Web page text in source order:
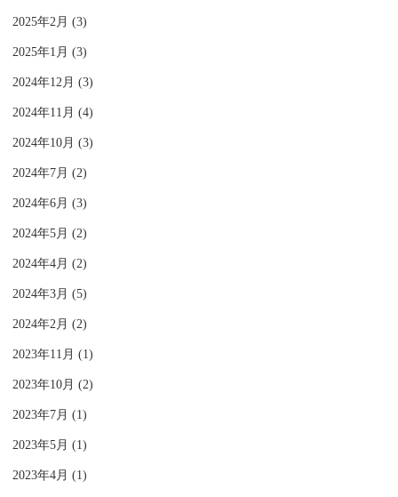
2025年2月 (3)
2025年1月 (3)
2024年12月 (3)
2024年11月 (4)
2024年10月 (3)
2024年7月 (2)
2024年6月 (3)
2024年5月 (2)
2024年4月 (2)
2024年3月 (5)
2024年2月 (2)
2023年11月 (1)
2023年10月 (2)
2023年7月 (1)
2023年5月 (1)
2023年4月 (1)